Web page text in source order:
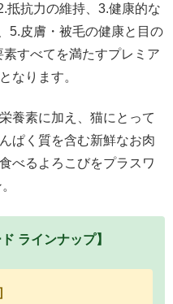
抵抗力の維持、3.健康的な
5.皮膚・被毛の健康と目の
すべてを満たすプレミア
なります。
養素に加え、猫にとって
ぱく質を含む新鮮なお肉
べるよろこびをプラスワ
ラインナップ】